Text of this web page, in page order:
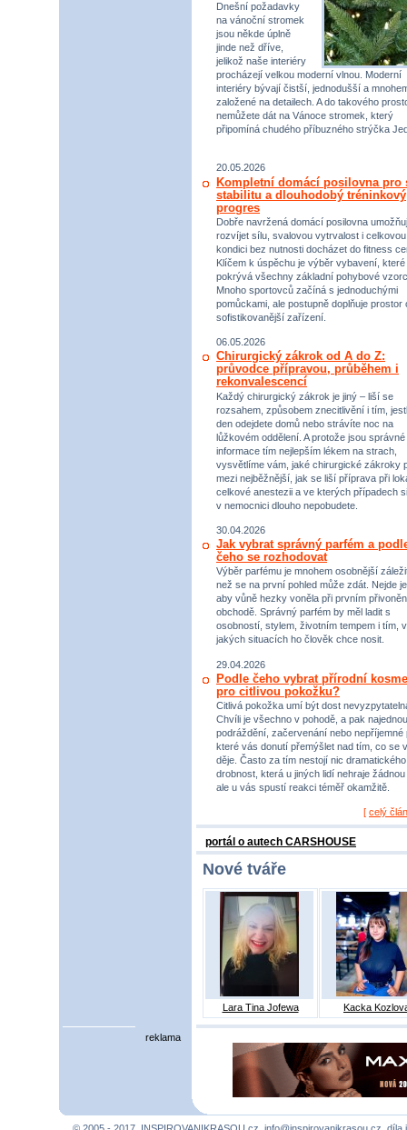
Dnešní požadavky
na vánoční stromek
jsou někde úplně
jinde než dříve,
jelikož naše interiéry
procházejí velkou moderní vlnou. Moderní
interiéry bývají čistší, jednodušší a
založené na detailech. A do takového
nemůžete dát na Vánoce stromek, který
připomíná chudého příbuzného strýčka
20.05.2026
Kompletní domácí posilovna pro
stabilitu a dlouhodobý tréninkový
progres
Dobře navržená domácí posilovna
rozvíjet sílu, svalovou vytrvalost i celkovou
kondici bez nutnosti docházet do fitness
Klíčem k úspěchu je výběr vybavení, které
pokrývá všechny základní pohybové
Mnoho sportovců začíná s jednoduchými
pomůckami, ale postupně doplňuje prostor
sofistikovanější zařízení.
06.05.2026
Chirurgický zákrok od A do Z:
průvodce přípravou, průběhem i
rekonvalescencí
Každý chirurgický zákrok je jiný – liší se
rozsahem, způsobem znecitlivění i tím,
den odejdete domů nebo strávíte noc na
lůžkovém oddělení. A protože jsou správné
informace tím nejlepším lékem na strach,
vysvětlíme vám, jaké chirurgické zákroky
mezi nejběžnější, jak se liší příprava při
celkové anestezii a ve kterých případech si
v nemocnici dlouho nepobudete.
30.04.2026
Jak vybrat správný parfém a
čeho se rozhodovat
Výběr parfému je mnohem osobnější
než se na první pohled může zdát. Nejde
aby vůně hezky voněla při prvním
obchodě. Správný parfém by měl ladit s
osobností, stylem, životním tempem i tím, v
jakých situacích ho člověk chce nosit.
29.04.2026
Podle čeho vybrat přírodní
pro citlivou pokožku?
Citlivá pokožka umí být dost
Chvíli je všechno v pohodě, a pak
podráždění, začervenání nebo nepříjemné
které vás donutí přemýšlet nad tím, co se
děje. Často za tím nestojí nic
drobnost, která u jiných lidí nehraje žádnou
ale u vás spustí reakci téměř okamžitě.
[ celý
portál o autech CARSHOUSE
Nové tváře
Lara Tina Jofewa Kacka
reklama